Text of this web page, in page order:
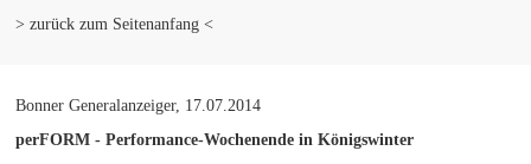
> zurück zum Seitenanfang <
Bonner Generalanzeiger, 17.07.2014
perFORM - Performance-Wochenende in Königswinter